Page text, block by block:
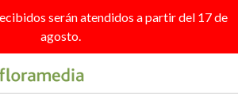
serán atendidos a partir del 17 de
agosto.